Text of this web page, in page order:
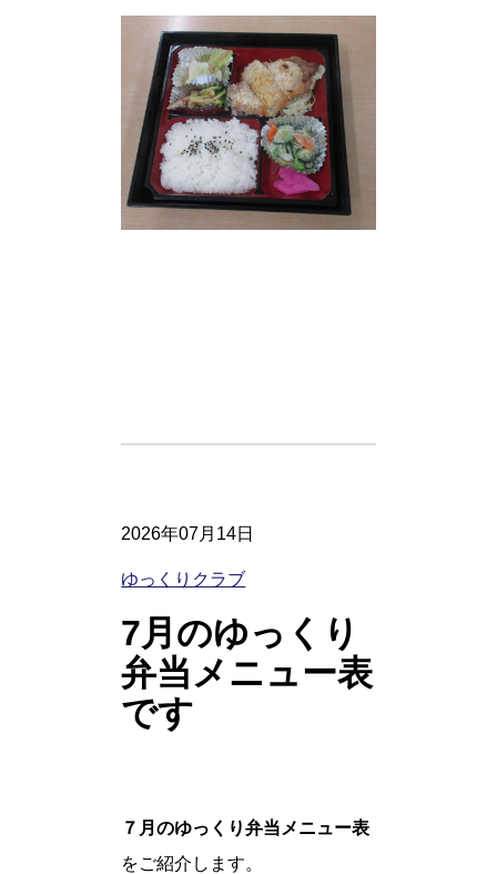
2026年07月14日
ゆっくりクラブ
7月のゆっくり
弁当メニュー表
です
７月のゆっくり弁当メニュー表
をご紹介します。